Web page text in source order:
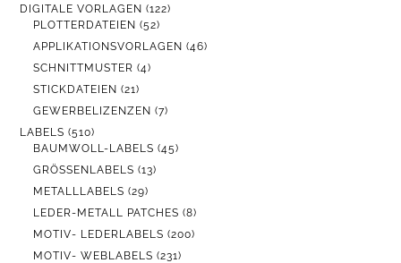
DIGITALE VORLAGEN 122122
PLOTTERDATEIEN 5252
PRODUKTE
APPLIKATIONSVORLAGEN 4646
SCHNITTMUSTER 44
STICKDATEIEN 2121
PRODUKTE
GEWERBELIZENZEN 77
LABELS 510510
PRODUKTE
BAUMWOLL-LABELS 4545
GRÖSSENLABELS 1313
METALLLABELS 2929
PRODUKTE
LEDER-METALL PATCHES 88
PRODUKTE
MOTIV- LEDERLABELS 200200
MOTIV- WEBLABELS 231231